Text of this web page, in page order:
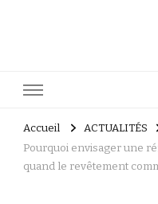
Accueil
ACTUALITÉS
Pourquoi envisager une
quand le revêtement